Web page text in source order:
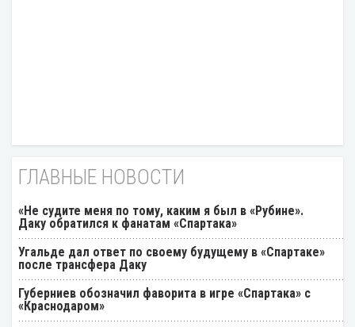
ГЛАВНЫЕ НОВОСТИ
«Не судите меня по тому, каким я был в «Рубине».
Даку обратился к фанатам «Спартака»
Угальде дал ответ по своему будущему в «Спартаке»
после трансфера Даку
Губерниев обозначил фаворита в игре «Спартака» с
«Краснодаром»